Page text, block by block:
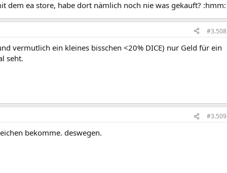
dem ea store, habe dort nämlich noch nie was gekauft? :hmm:
#3.508
vermutlich ein kleines bisschen <20% DICE) nur Geld für ein
seht.
#3.509
bekomme. deswegen.